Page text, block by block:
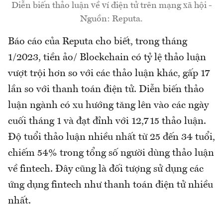
Diễn biến thảo luận về ví điện tử trên mạng xã hội -
Nguồn: Reputa.
Báo cáo của Reputa cho biết, trong tháng
1/2023, tiền ảo/ Blockchain có tỷ lệ thảo luận
vượt trội hơn so với các thảo luận khác, gấp 17
lần so với thanh toán điện tử. Diễn biến thảo
luận ngành có xu hướng tăng lên vào các ngày
cuối tháng 1 và đạt đỉnh với 12,715 thảo luận.
Độ tuổi thảo luận nhiều nhất từ 25 đến 34 tuổi,
chiếm 54% trong tổng số người dùng thảo luận
về fintech. Đây cũng là đối tượng sử dụng các
ứng dụng fintech như thanh toán điện tử nhiều
nhất.